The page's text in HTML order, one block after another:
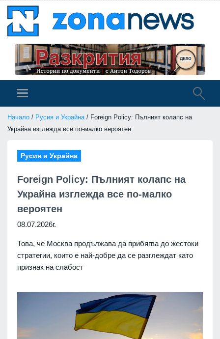
Начало / Русия и Украйна/ Foreign Policy: Пълният колапс на
Украйна изглежда все по-малко вероятен
Русия и Украйна
Foreign Policy: Пълният колапс на
Украйна изглежда все по-малко
вероятен
08.07.2026г.
Това, че Москва продължава да прибягва до жестоки
стратегии, които е най-добре да се разглеждат като
признак на слабост